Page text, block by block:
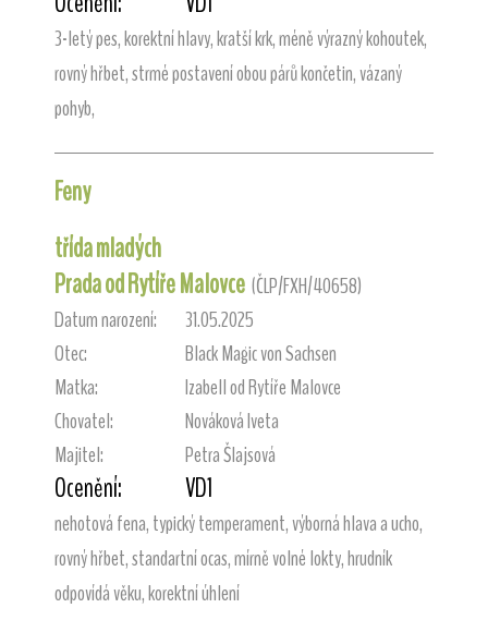
3-letý pes, korektní hlavy, kratší krk, méně výrazný kohoutek,
rovný hřbet, strmé postavení obou párů končetin, vázaný
pohyb,
Feny
třída mladých
Prada od Rytíře Malovce (ČLP/FXH/40658)
Datum narození:
31.05.2025
Otec:
Black Magic von Sachsen
Matka:
Izabell od Rytíře Malovce
Chovatel:
Nováková Iveta
Majitel:
Petra Šlajsová
Ocenění: VD1
nehotová fena, typický temperament, výborná hlava a ucho,
rovný hřbet, standartní ocas, mírně volné lokty, hrudník
odpovídá věku, korektní úhlení